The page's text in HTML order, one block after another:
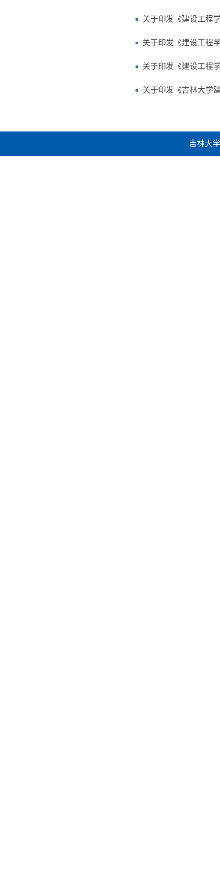
关于印发《建设工程
关于印发《建设工程
关于印发《建设工程
关于印发《吉林大学
吉林大